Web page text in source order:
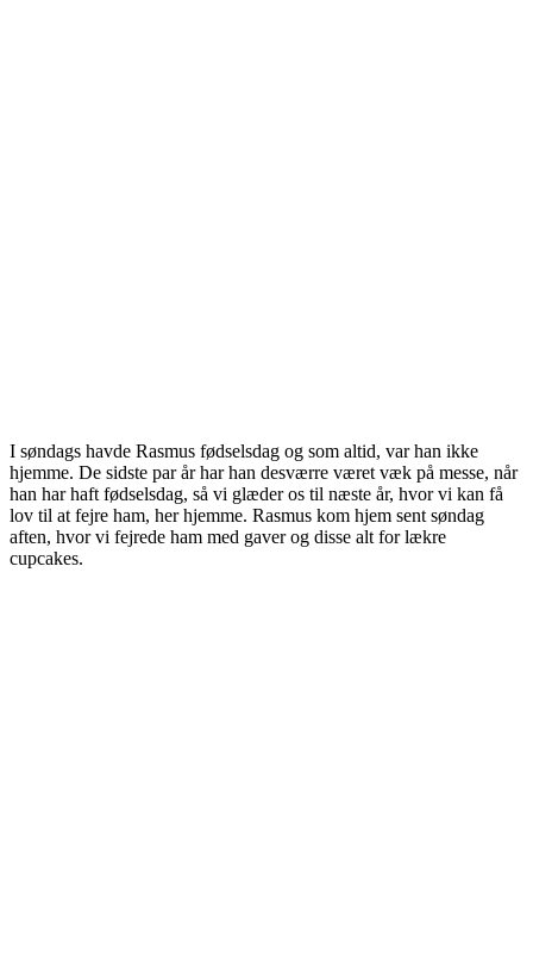
I søndags havde Rasmus fødselsdag og som altid, var han ikke
hjemme. De sidste par år har han desværre været væk på messe, når
han har haft fødselsdag, så vi glæder os til næste år, hvor vi kan få
lov til at fejre ham, her hjemme. Rasmus kom hjem sent søndag
aften, hvor vi fejrede ham med gaver og disse alt for lækre
cupcakes.